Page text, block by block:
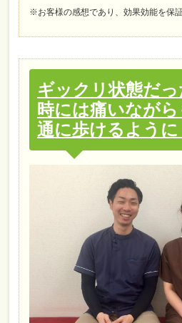
※お客様の感想であり、効果効能を保
ギックリ状態だ
時には痛いなが
通に歩けるように